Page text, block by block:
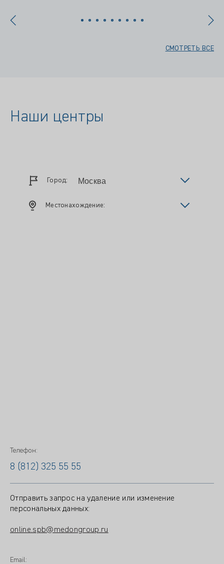
СМОТРЕТЬ ВСЕ
Наши центры
Город:
Местонахождение:
Телефон:
8 (812) 325 55 55
Отправить запрос на удаление или изменение
персональных данных:
online.spb@medongroup.ru
Email: